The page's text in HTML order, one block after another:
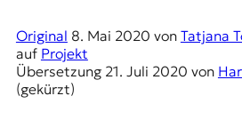
r
|
Original 8. Mai 2020 von Tatjana
auf Projekt
Übersetzung 21. Juli 2020 von
(gekürzt)